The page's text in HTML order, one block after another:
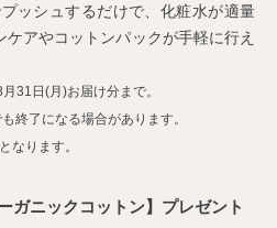
ッシュするだけで、化粧水が適量
アやコットンパックが手軽に行え
31日(月)お届け分まで。
終了になる場合があります。
なります。
ガニックコットン】プレゼント